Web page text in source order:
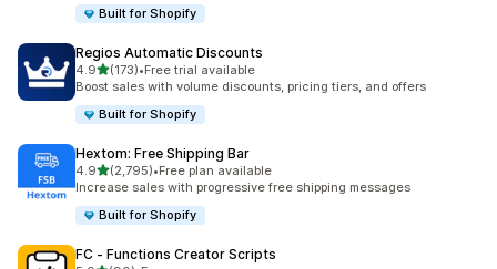
Built for Shopify
Regios Automatic Discounts
4.9별 5개 중
(173)
총 리뷰 173개
•Free trial available
Boost sales with volume discounts, pricing tiers, and offers
Built for Shopify
Hextom: Free Shipping Bar
4.9별 5개 중
(2,795)
총 리뷰 2795개
•Free plan available
Increase sales with progressive free shipping messages
Built for Shopify
FC ‑ Functions Creator Scripts